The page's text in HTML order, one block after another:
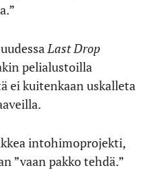
Last Drop
pelialustoilla
ei kuitenkaan uskalleta
intohimoprojekti,
”vaan pakko tehdä.”